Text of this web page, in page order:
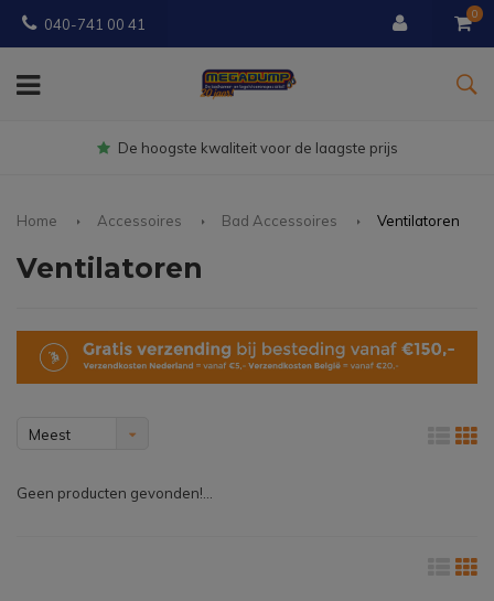
040-741 00 41
0
Gratis bezorgd vanaf €
Home Accessoires Bad Accessoires Ventilatoren
Ventilatoren
Meest
Geen producten gevonden!...